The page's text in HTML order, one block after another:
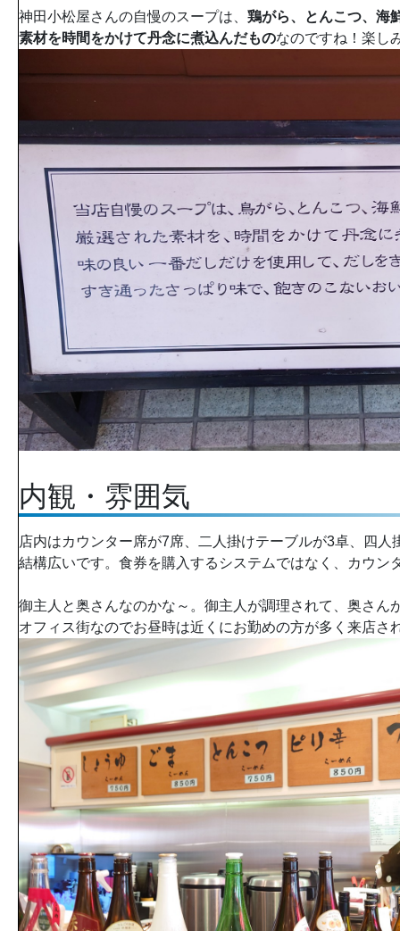
神田小松屋さんの自慢のスープは、 鶏がら、とんこつ、海
素材を時間をかけて丹念に煮込んだものなのですね！楽し
内観・雰囲気
店内はカウンター席が7席、二人掛けテーブルが3卓、四人
結構広いです。食券を購入するシステムではなく、カウン
御主人と奥さんなのかな～。御主人が調理されて、奥さん
オフィス街なのでお昼時は近くにお勤めの方が多く来店さ